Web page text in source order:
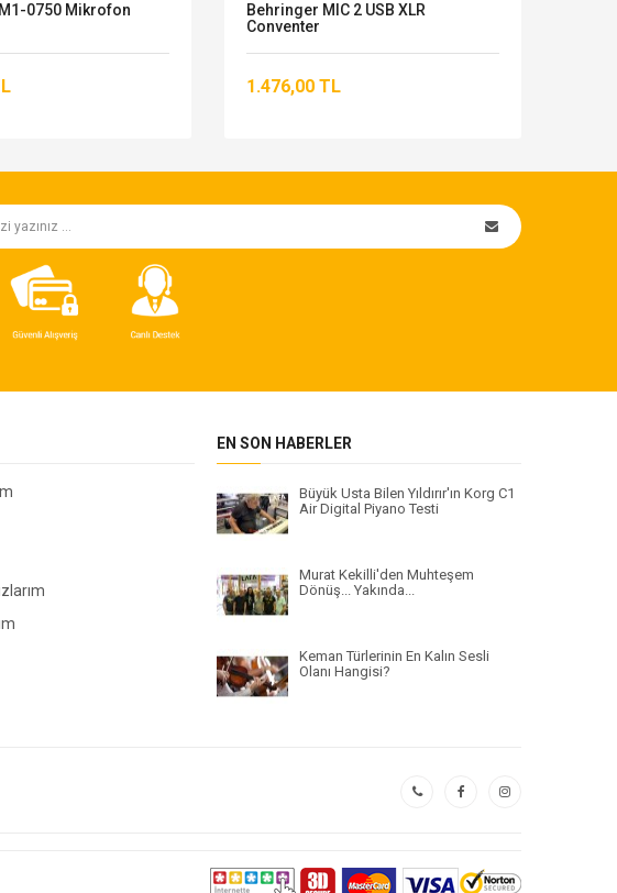
0750 Mikrofon
Behringer MIC 2 USB XLR
Conventer
1.476,00 TL
EN SON HABERLER
Büyük Usta Bilen Yıldırır'ın Korg C1
Air Digital Piyano Testi
Murat Kekilli'den Muhteşem
Dönüş... Yakında...
Keman Türlerinin En Kalın Sesli
Olanı Hangisi?